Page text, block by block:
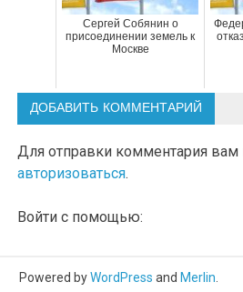
Сергей Собянин о
присоединении земель к
Москве
ДОБАВИТЬ КОММЕНТАРИЙ
Для отправки комментария вам
авторизоваться.
Войти с помощью:
Powered byWordPress and Merlin